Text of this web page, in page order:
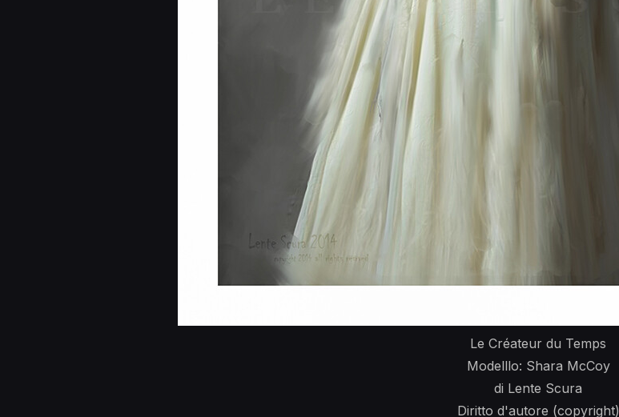
Le Créateur du Temps
Modelllo: Shara McCoy
di Lente Scura
Diritto d'autore (copyright)